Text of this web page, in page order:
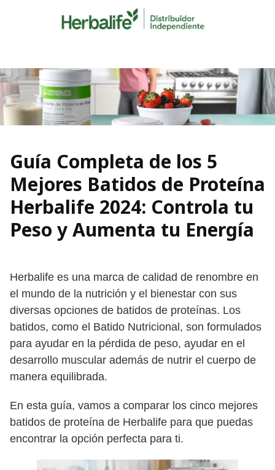
Guía Completa de los 5
Mejores Batidos de Proteína
Herbalife 2024: Controla tu
Peso y Aumenta tu Energía
Herbalife es una marca de calidad de renombre en
el mundo de la nutrición y el bienestar con sus
diversas opciones de batidos de proteínas. Los
batidos, como el Batido Nutricional, son formulados
para ayudar en la pérdida de peso, ayudar en el
desarrollo muscular además de nutrir el cuerpo de
manera equilibrada.
En esta guía, vamos a comparar los cinco mejores
batidos de proteína de Herbalife para que puedas
encontrar la opción perfecta para ti.